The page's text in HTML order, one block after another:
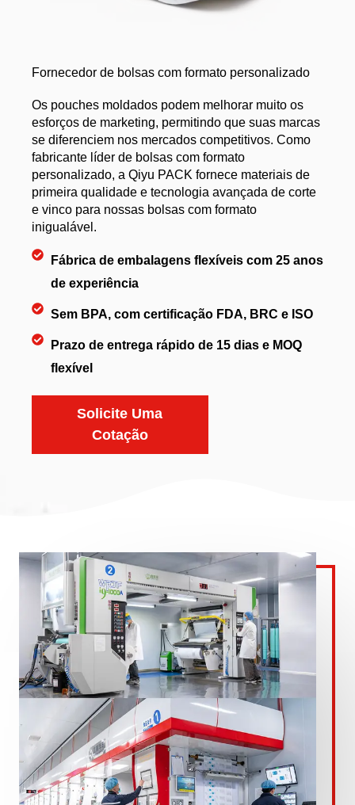
Fornecedor de bolsas com formato personalizado
Os pouches moldados podem melhorar muito os
esforços de marketing, permitindo que suas marcas
se diferenciem nos mercados competitivos. Como
fabricante líder de bolsas com formato
personalizado, a Qiyu PACK fornece materiais de
primeira qualidade e tecnologia avançada de corte
e vinco para nossas bolsas com formato
inigualável.
Fábrica de embalagens flexíveis com 25 anos
de experiência
Sem BPA, com certificação FDA, BRC e ISO
Prazo de entrega rápido de 15 dias e MOQ
flexível
Solicite Uma
Cotação